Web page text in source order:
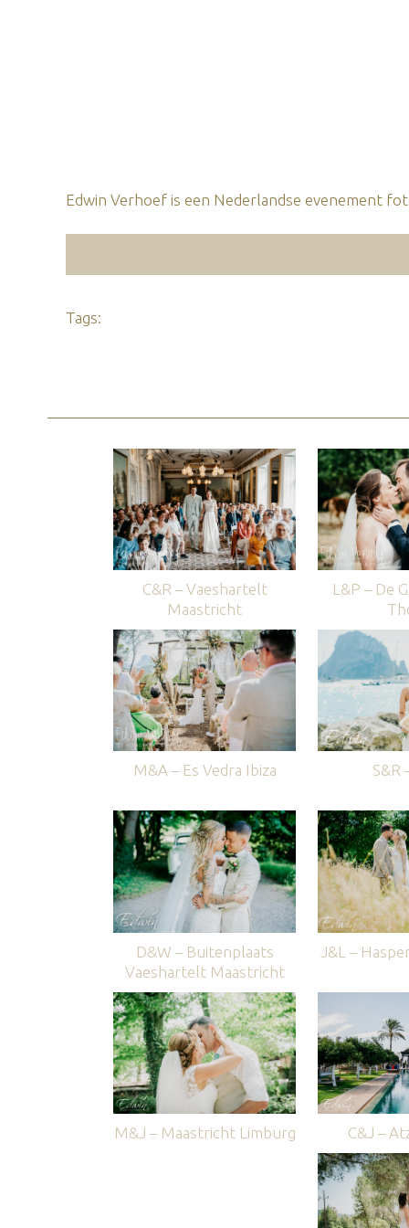
Edwin Verhoef is een Nederlandse evenement
Tags:
C&R – Vaeshartelt
Maastricht
L&P – De
M&A – Es Vedra Ibiza S&R
D&W – Buitenplaats
Vaeshartelt Maastricht
J&L –
M&J – Maastricht Limburg C&J –